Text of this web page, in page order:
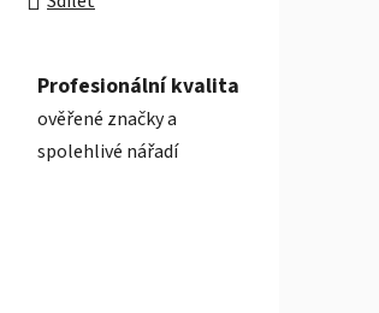
Profesionální kvalita
ověřené značky a
spolehlivé nářadí